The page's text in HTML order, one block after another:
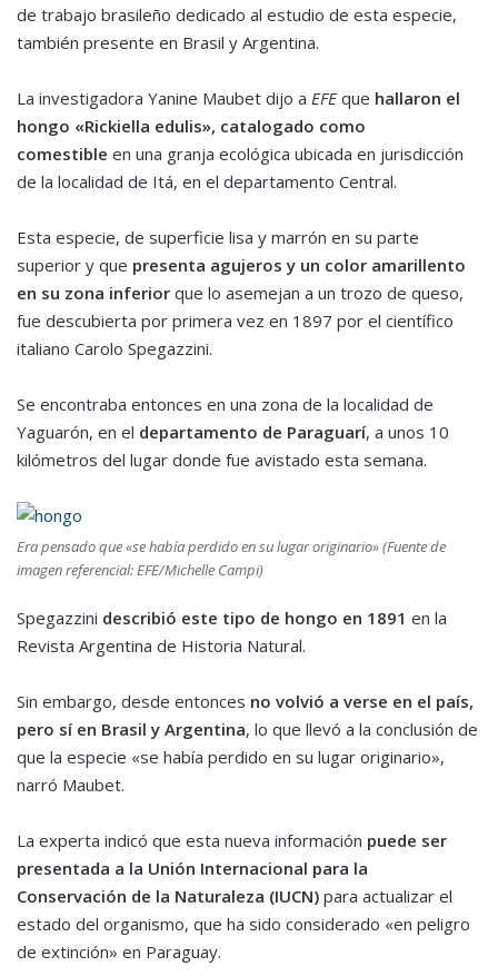
de trabajo brasileño dedicado al estudio de esta especie,
también presente en Brasil y Argentina.
La investigadora Yanine Maubet dijo a EFEque hallaron el
hongo «Rickiella edulis», catalogado como
comestible en una granja ecológica ubicada en jurisdicción
de la localidad de Itá, en el departamento Central.
Esta especie, de superficie lisa y marrón en su parte
superior y que presenta agujeros y un color amarillento
en su zona inferior que lo asemejan a un trozo de queso,
fue descubierta por primera vez en 1897 por el científico
italiano Carolo Spegazzini.
Se encontraba entonces en una zona de la localidad de
Yaguarón, en el departamento de Paraguarí, a unos 10
kilómetros del lugar donde fue avistado esta semana.
Era pensado que «se había perdido en su lugar originario» (Fuente de
imagen referencial: EFE/Michelle Campi)
Spegazzini describió este tipo de hongo en 1891 en la
Revista Argentina de Historia Natural.
Sin embargo, desde entonces no volvió a verse en el país,
pero sí en Brasil y Argentina, lo que llevó a la conclusión de
que la especie «se había perdido en su lugar originario»,
narró Maubet.
La experta indicó que esta nueva información puede ser
presentada a la Unión Internacional para la
Conservación de la Naturaleza (IUCN) para actualizar el
estado del organismo, que ha sido considerado «en peligro
de extinción» en Paraguay.